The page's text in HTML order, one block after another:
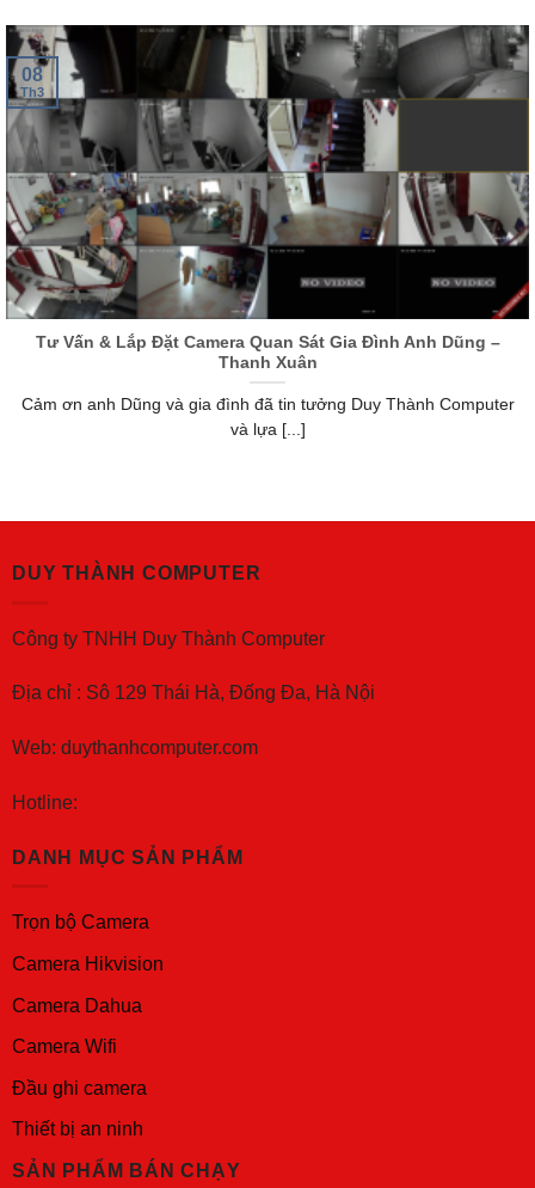
Tư Vấn & Lắp Đặt Camera Quan Sát Gia Đình Anh Dũng –
Thanh Xuân
Cảm ơn anh Dũng và gia đình đã tin tưởng Duy Thành Computer
và lựa [...]
08
Th3
DUY THÀNH COMPUTER
Công ty TNHH Duy Thành Computer
Địa chỉ : Sô 129 Thái Hà, Đống Đa, Hà Nội
Web: duythanhcomputer.com
Hotline:
DANH MỤC SẢN PHẨM
Trọn bộ Camera
Camera Hikvision
Camera Dahua
Camera Wifi
Đầu ghi camera
Thiết bị an ninh
SẢN PHẨM BÁN CHẠY